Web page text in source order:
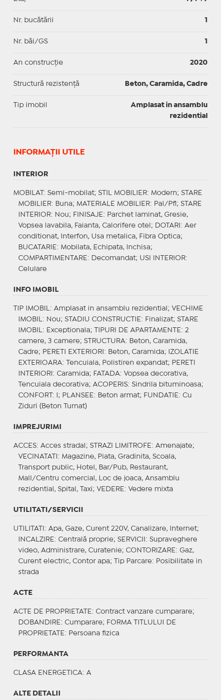
Nr. bucătării 1
Nr. băi/GS 1
An construcție 2020
Structură rezistență Beton, Caramida, Cadre
Tip imobil
Amplasat in ansamblu
rezidential
INFORMAŢII UTILE
INTERIOR
MOBILAT : Semi-mobilat; STIL MOBILIER: Modern; STARE
MOBILIER: Buna; MATERIALE MOBILIER: Pal/Pfl; STARE
INTERIOR: Nou; FINISAJE : Parchet laminat, Gresie,
Vopsea lavabila, Faianta, Calorifere otel;
DOTARI : Aer
conditionat, Interfon, Usa metalica, Fibra Optica;
BUCATARIE : Mobilata, Echipata, Inchisa;
COMPARTIMENTARE : Decomandat; USI INTERIOR:
Celulare
INFO IMOBIL
TIP IMOBIL : Amplasat in ansamblu rezidential; VECHIME
IMOBIL : Nou; STADIU CONSTRUCTIE : Finalizat; STARE
IMOBIL : Exceptionala; TIPURI DE APARTAMENTE : 2
camere, 3 camere; STRUCTURA: Beton, Caramida,
Cadre; PERETI EXTERIORI : Beton, Caramida;
IZOLATIE
EXTERIOARA: Tencuiala, Polistiren expandat; PERETI
INTERIORI : Caramida; FATADA: Vopsea decorativa,
Tencuiala decorativa; ACOPERIS: Sindrila bituminoasa;
CONFORT : I; PLANSEE : Beton armat; FUNDATIE : Cu
Ziduri (Beton Turnat)
IMPREJURIMI
ACCES: Acces stradal; STRAZI LIMITROFE : Amenajate;
VECINATATI : Magazine, Piata, Gradinita, Scoala,
Transport public, Hotel, Bar/Pub, Restaurant,
Mall/Centru comercial, Loc de joaca, Ansamblu
rezidential, Spital, Taxi; VEDERE : Vedere mixta
UTILITATI/SERVICII
UTILITATI : Apa, Gaze, Curent 220V, Canalizare, Internet;
INCALZIRE : Centrală proprie; SERVICII : Supraveghere
video, Administrare, Curatenie; CONTORIZARE : Gaz,
Curent electric, Contor apa;
Tip Parcare: Posibilitate in
strada
ACTE
ACTE DE PROPRIETATE : Contract vanzare cumparare;
DOBANDIRE : Cumparare; FORMA TITLULUI DE
PROPRIETATE : Persoana fizica
PERFORMANTA
CLASA ENERGETICA: A
ALTE DETALII